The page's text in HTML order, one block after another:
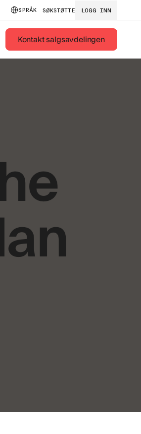
SPRÅK SØKSTØTTE LOGG INN
Kontakt salgsavdelingen